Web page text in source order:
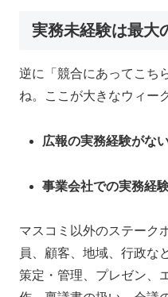
実務未経験は最大
逆に「競合にあってこち
ね。ここが大きなウィー
広報の実務経験がな
事業会社での実務経
マスコミ以外のステーク
員、顧客、地域、行政な
策定・管理、プレゼン、